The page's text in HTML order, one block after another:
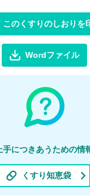
このくすりのしおりを
Wordファイル
手につきあうための情
くすり知恵袋